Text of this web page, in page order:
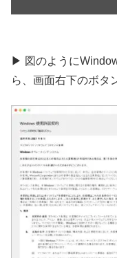
▶︎ 図のように
ら、画面右下のボタ